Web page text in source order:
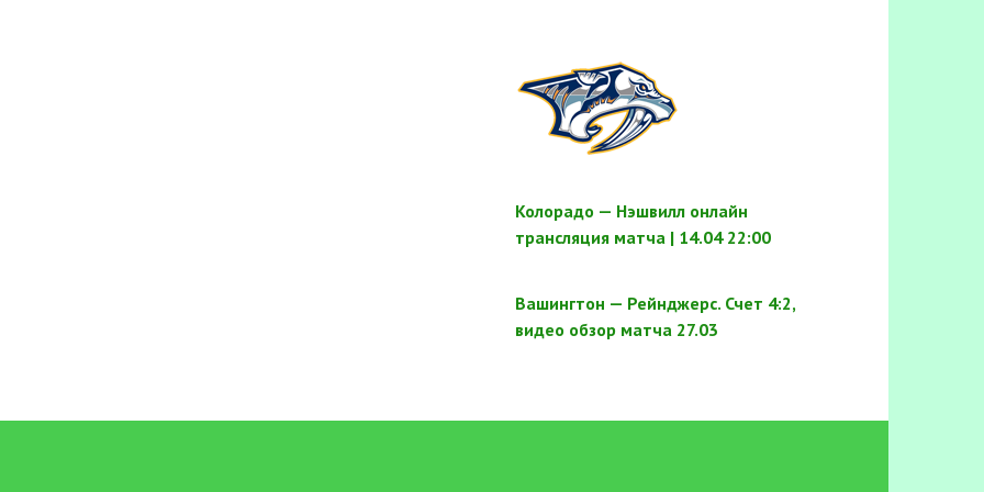
Колорадо — Нэшвилл онлайн
трансляция матча | 14.04 22:00
Вашингтон — Рейнджерс. Счет 4:2,
видео обзор матча 27.03